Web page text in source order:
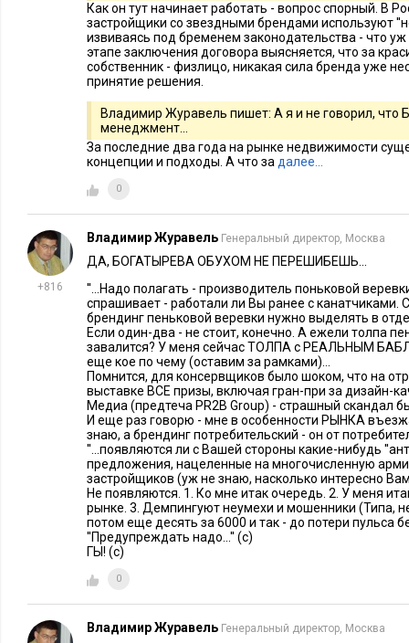
Как он тут начинает работать - вопрос спорный. В
застройщики со звездными брендами используют
извиваясь под бременем законодательства - что
этапе заключения договора выясняется, что за
собственник - физлицо, никакая сила бренда уже
принятие решения.
Владимир Журавель пишет: А я и не говорил,
менеджмент...
За последние два года на рынке недвижимости
концепции и подходы. А что за далее…
0
+816
Владимир Журавель Генеральный директор, Москва
ДА, БОГАТЫРЕВА ОБУХОМ НЕ ПЕРЕШИБЕШЬ...
''...Надо полагать - производитель поньковой
спрашивает - работали ли Вы ранее с канатчиками.
брендинг пеньковой веревки нужно выделять в
Если один-два - не стоит, конечно. А ежели толпа
завалится? У меня сейчас ТОЛПА с РЕАЛЬНЫМ
еще кое по чему (оставим за рамками)...
Помнится, для консервщиков было шоком, что на
выставке ВСЕ призы, включая гран-при за дизайн-
Медиа (предтеча PR2B Group) - страшный скандал
И еще раз говорю - мне в особенности РЫНКА
знаю, а брендинг потребительский - он от
''...появляются ли с Вашей стороны какие-нибудь
предложения, нацеленные на многочисленную
застройщиков (уж не знаю, насколько интересно
Не появляются. 1. Ко мне итак очередь. 2. У меня
рынке. 3. Демпингуют неумехи и мошенники (Типа,
потом еще десять за 6000 и так - до потери пульса
''Предупреждать надо...'' (с)
ГЫ! (с)
0
Владимир Журавель Генеральный директор, Москва